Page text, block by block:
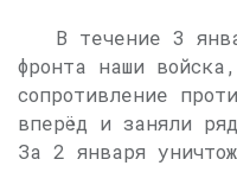
В течение 3
фронта наши
сопротивление
вперёд и заняли
За 2 января